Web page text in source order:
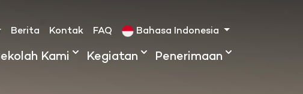
Berita Kontak FAQ Bahasa Indonesia
Kami Kegiatan Penerimaan